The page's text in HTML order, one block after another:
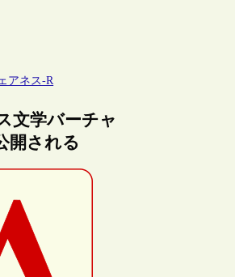
アネス-R
文学バーチャ
開される